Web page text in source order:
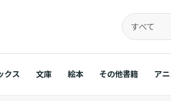
すべて
クス 文庫 絵本 その他書籍 ア